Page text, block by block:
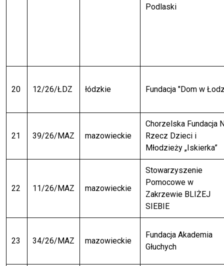
Podlaski
20 12/26/ŁDZ łódzkie Fundacja "Dom w
21 39/26/MAZ mazowieckie
Chorzelska Fundacja
Rzecz Dzieci i
Młodzieży „Iskierka”
22 11/26/MAZ mazowieckie
Stowarzyszenie
Pomocowe w
Zakrzewie BLIŻEJ
SIEBIE
23 34/26/MAZ mazowieckie
Fundacja Akademia
Głuchych